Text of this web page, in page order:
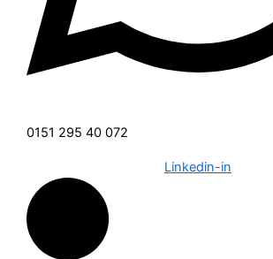
0151 295 40 072
Linkedin-in